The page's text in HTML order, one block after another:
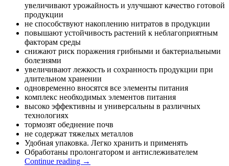
увеличивают урожайность и улучшают качество готовой
продукции
не способствуют накоплению нитратов в продукции
повышают устойчивость растений к неблагоприятным
факторам среды
снижают риск поражения грибными и бактериальными
болезнями
увеличивают лежкость и сохранность продукции при
длительном хранении
одновременно вносятся все элементы питания
комплекс необходимых элементов питания
высоко эффективны и универсальны в различных
технологиях
тормозят обеднение почв
не содержат тяжелых металлов
Удобная упаковка. Легко хранить и применять
Обработаны пролонгатором и антислеживателем
Continue reading →